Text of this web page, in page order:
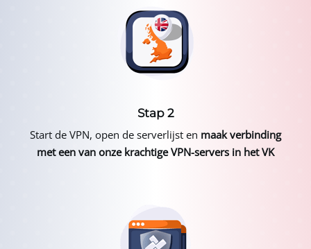
Stap 2
Start de VPN, open de serverlijst en maak verbinding
met een van onze krachtige VPN-servers in het VK